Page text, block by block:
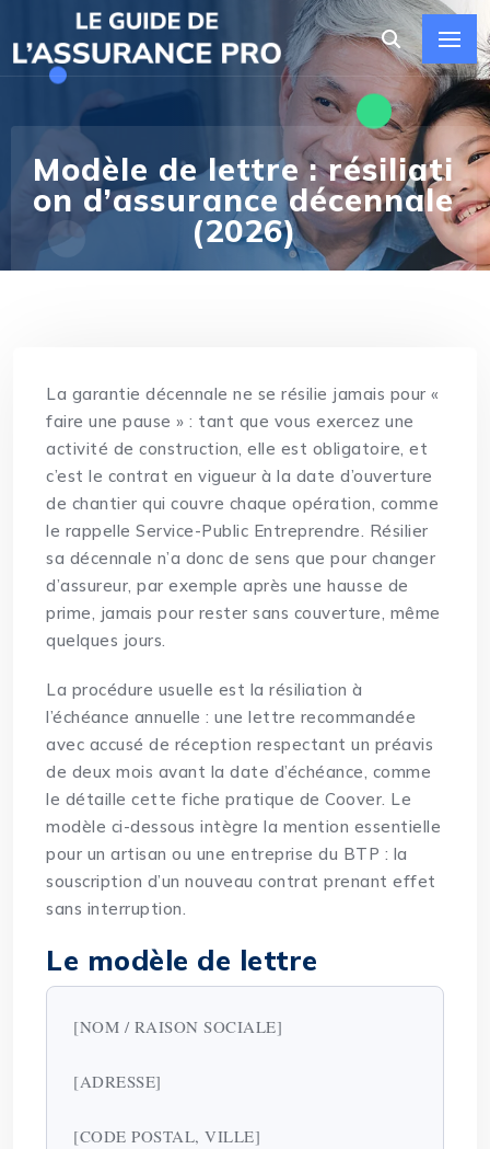
Modèle de lettre : résiliati
on d’assurance décennale
(2026)
La garantie décennale ne se résilie jamais pour «
faire une pause » : tant que vous exercez une
activité de construction, elle est obligatoire, et
c’est le contrat en vigueur à la date d’ouverture
de chantier qui couvre chaque opération, comme
le rappelleService-Public Entreprendre. Résilier
sa décennale n’a donc de sens que pour changer
d’assureur, par exemple après une hausse de
prime, jamais pour rester sans couverture, même
quelques jours.
La procédure usuelle est la résiliation à
l’échéance annuelle : une lettre recommandée
avec accusé de réception respectant un préavis
de deux mois avant la date d’échéance, comme
le détaillecette fiche pratique de Coover. Le
modèle ci-dessous intègre la mention essentielle
pour un artisan ou une entreprise du BTP : la
souscription d’un nouveau contrat prenant effet
sans interruption.
Le modèle de lettre
[NOM / RAISON SOCIALE]
[ADRESSE]
[CODE POSTAL, VILLE]